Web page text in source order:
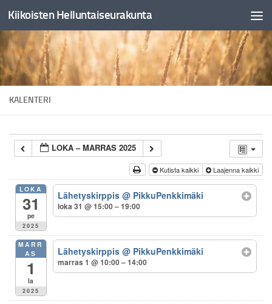
Skip to content
Kiikoisten Helluntaiseurakunta
KALENTERI
LOKA – MARRAS 2025
Kutista kaikki Laajenna kaikki
LOKA
31
pe
2025
Lähetyskirppis@ PikkuPenkkimäki
loka 31 @ 15:00 – 19:00
MARR
AS
1
la
2025
Lähetyskirppis@ PikkuPenkkimäki
marras 1 @ 10:00 – 14:00